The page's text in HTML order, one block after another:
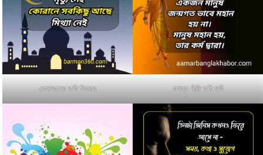
কোরআনের বাণী পিকচার চাণক্য নীতি বাণী ছবি